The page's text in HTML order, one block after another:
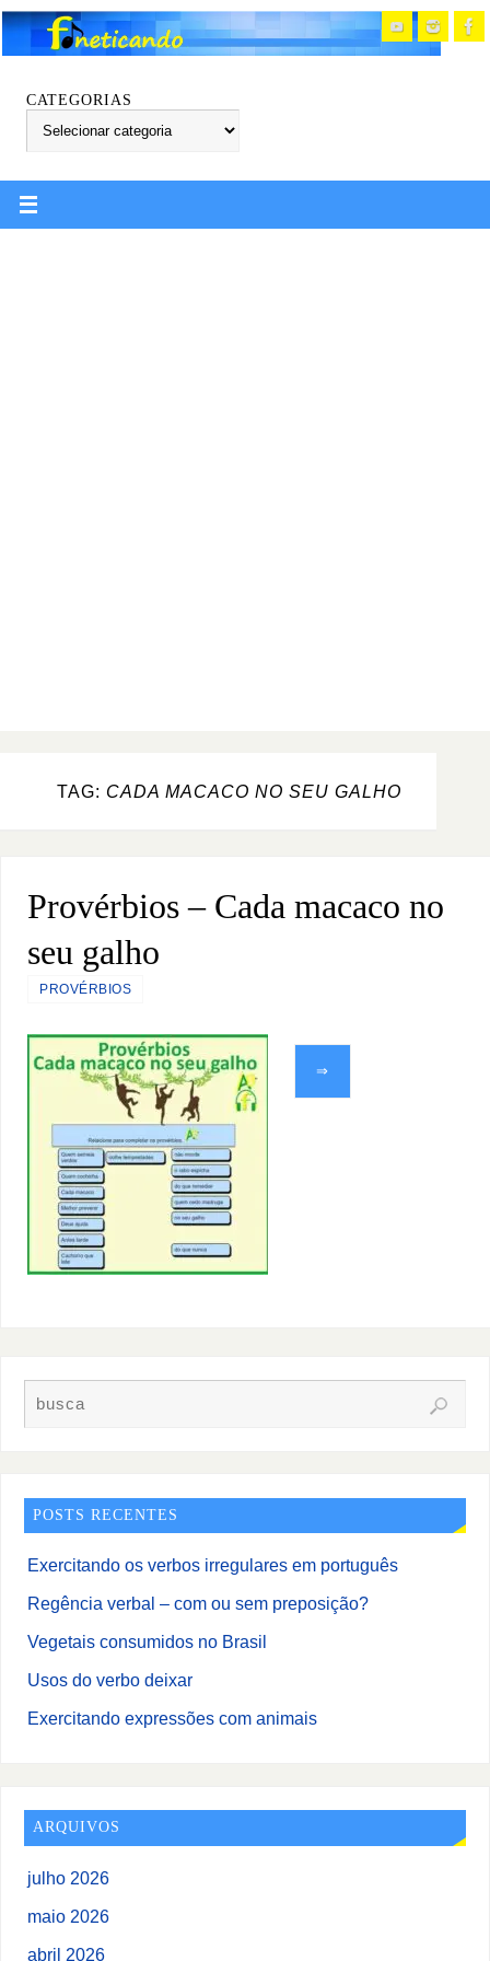
CATEGORIAS
TAG: CADA MACACO NO SEU GALHO
Provérbios – Cada macaco no
seu galho
PROVÉRBIOS
⇒
POSTS RECENTES
Exercitando os verbos irregulares em português
Regência verbal – com ou sem preposição?
Vegetais consumidos no Brasil
Usos do verbo deixar
Exercitando expressões com animais
ARQUIVOS
julho 2026
maio 2026
abril 2026